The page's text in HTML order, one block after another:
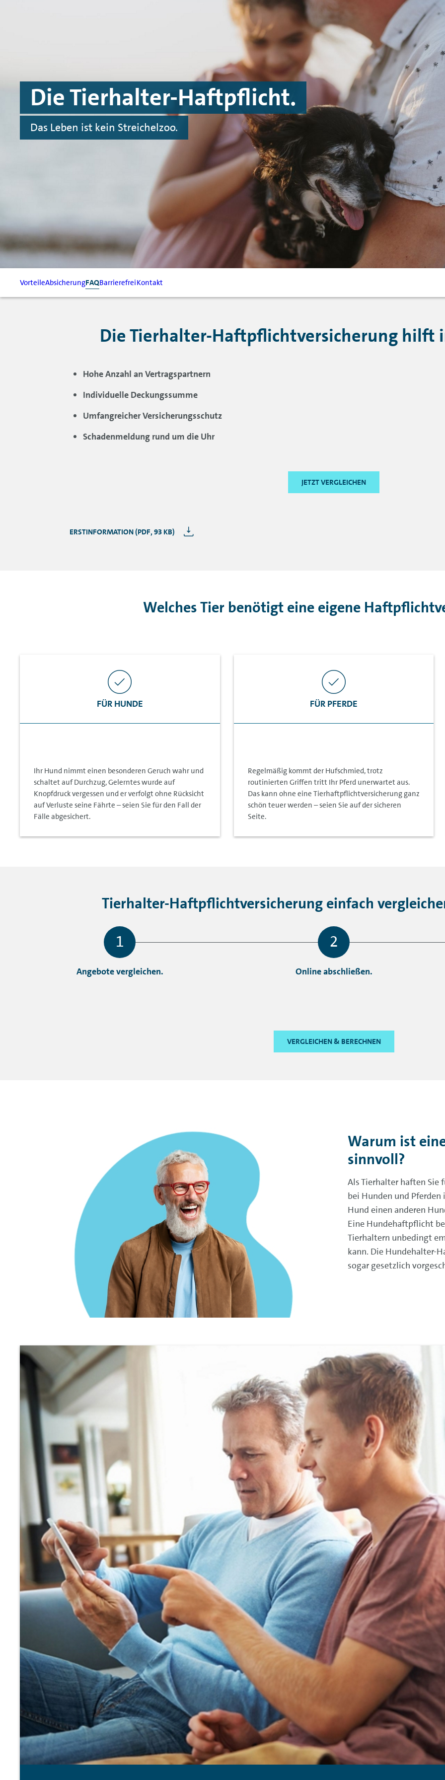
Die Tierhalter-Haftpflicht.
Das Leben ist kein Streichelzoo.
VorteileAbsicherungFAQBarrierefreiKontakt
Die Tierhalter-Haftpflichtversicherung hilft
Hohe Anzahl an Vertragspartnern
Individuelle Deckungssumme
Umfangreicher Versicherungsschutz
Schadenmeldung rund um die Uhr
JETZT VERGLEICHEN
ERSTINFORMATION (PDF, 93 KB)
Welches Tier benötigt eine eigene
FÜR HUNDE
Ihr Hund nimmt einen besonderen Geruch wahr und
schaltet auf Durchzug, Gelerntes wurde auf
Knopfdruck vergessen und er verfolgt ohne Rücksicht
auf Verluste seine Fährte – seien Sie für den Fall der
Fälle abgesichert.
FÜR PFERDE
Regelmäßig kommt der Hufschmied, trotz
routinierten Griffen tritt Ihr Pferd unerwartet aus.
Das kann ohne eine Tierhaftpflichtversicherung ganz
schön teuer werden – seien Sie auf der sicheren
Seite.
Tierhalter-Haftpflichtversicherung einfach
Angebote vergleichen. Online abschließen.
VERGLEICHEN & BERECHNEN
Warum ist
sinnvoll?
Als Tierhalter haften Sie
bei Hunden und
Hund einen anderen
Eine Hundehaftpflicht
Tierhaltern unbedingt
kann. Die Hundehalter-
sogar gesetzlich